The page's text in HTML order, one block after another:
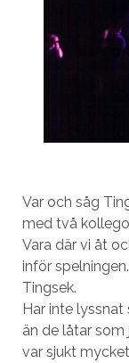
Var och såg
med två
Vara där vi åt
inför
Tingsek.
Har inte
än de låtar
var sjukt